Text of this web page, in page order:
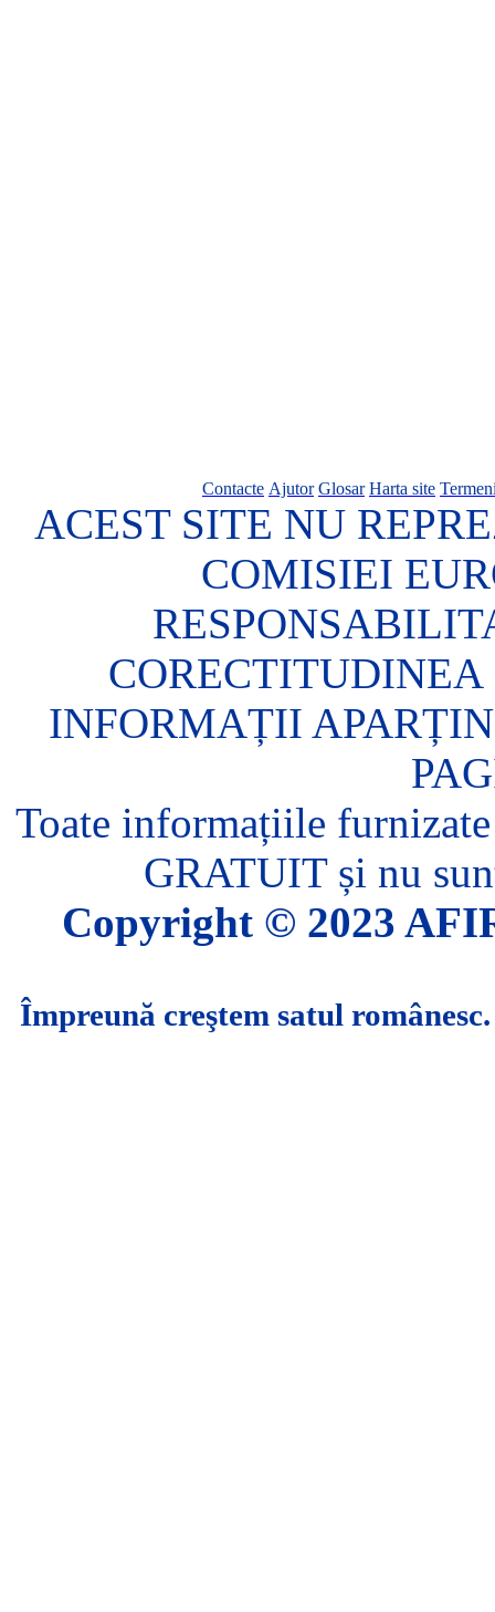
Contacte Ajutor Glosar Harta site
ACEST SITE NU
COMISIEI
CORECTITUDINEA
INFORMAȚII
Toate informațiile
GRATUIT și nu
Copyright © 2023
Împreună creştem satul românesc.